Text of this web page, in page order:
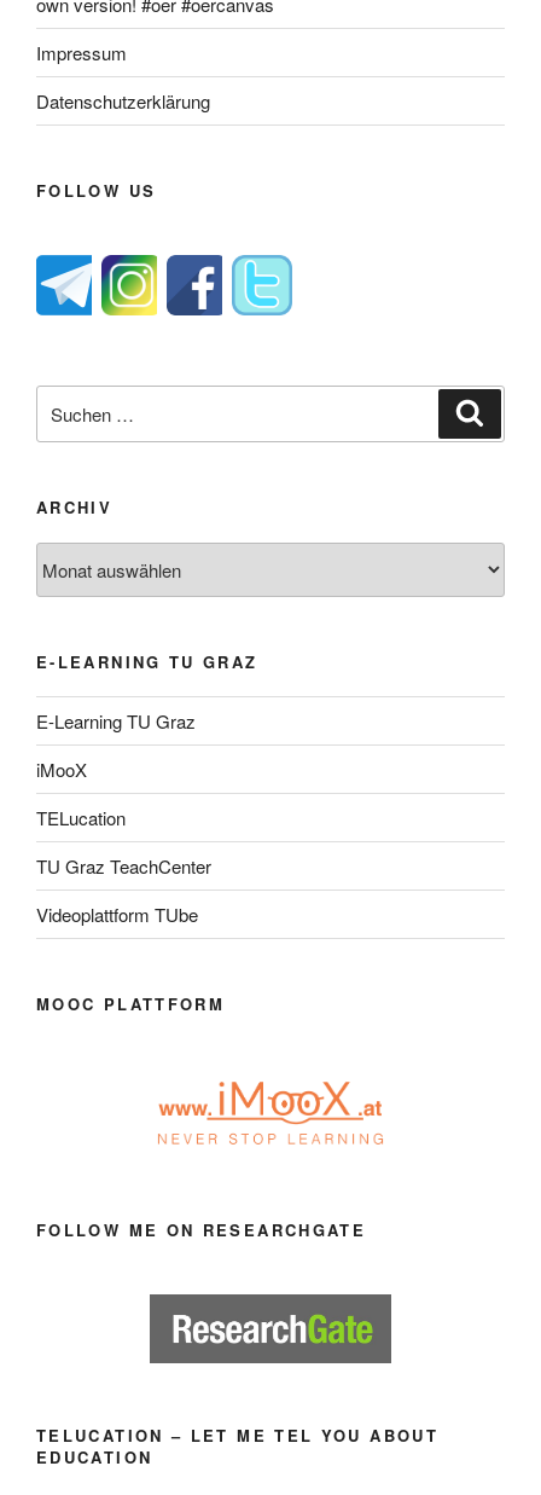
Impressum
Datenschutzerklärung
FOLLOW US
nach:
ARCHIV
E-LEARNING TU GRAZ
E-Learning TU Graz
iMooX
TELucation
TU Graz TeachCenter
Videoplattform TUbe
MOOC PLATTFORM
FOLLOW ME ON RESEARCHGATE
TELUCATION – LET ME TEL YOU ABOUT
EDUCATION